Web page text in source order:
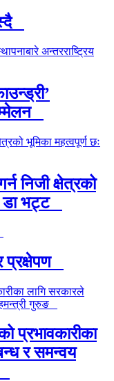
निजी क्षेत्रको
डा भट्ट
प्रक्षेपण
प्रभावकारीका
र समन्वय